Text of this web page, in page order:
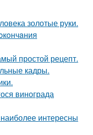
золотые руки.
простой рецепт.
кадры.
винограда
интересны